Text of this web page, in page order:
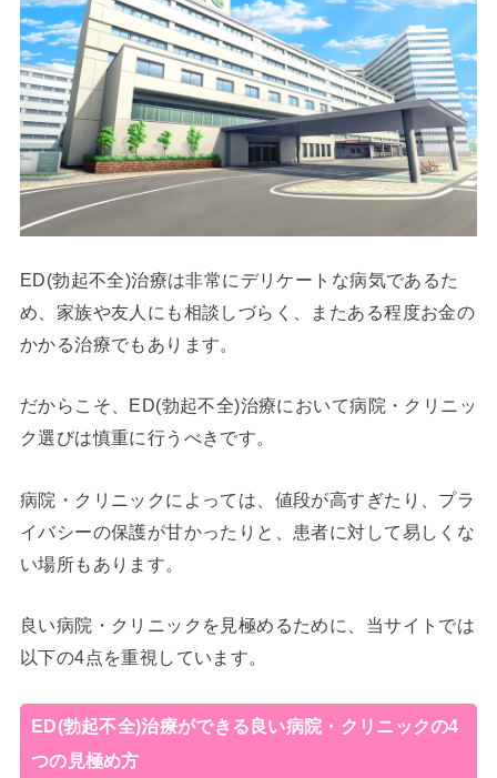
ED(勃起不全)治療は非常にデリケートな病気であるた
め、家族や友人にも相談しづらく、またある程度お金の
かかる治療でもあります。
だからこそ、ED(勃起不全)治療において病院・クリニッ
ク選びは慎重に行うべきです。
病院・クリニックによっては、値段が高すぎたり、プラ
イバシーの保護が甘かったりと、患者に対して易しくな
い場所もあります。
良い病院・クリニックを見極めるために、当サイトでは
以下の4点を重視しています。
ED(勃起不全)治療ができる良い病院・クリニックの4
つの見極め方